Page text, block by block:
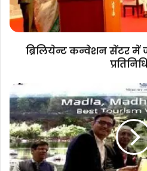
निकायों
के
प्रतिनिधि....
ब्रिलियेन्ट कन्वेशन सेंटर में
पर्यटन
मंत्रालय
की
बेस्ट
टूरिज्म
विलेज
प्रतियोगिता